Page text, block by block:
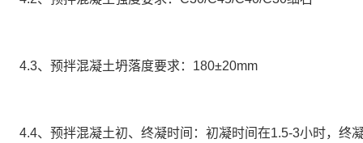
4.3、预拌混凝土坍落度要求： 180±20mm
4.4、预拌混凝土初、终凝时间： 初凝时间在1.5-3小时，终